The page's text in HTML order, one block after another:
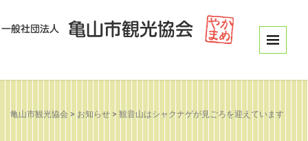
亀山市観光協会 > お知らせ > 観音山はシャクナゲが見ごろを迎えています